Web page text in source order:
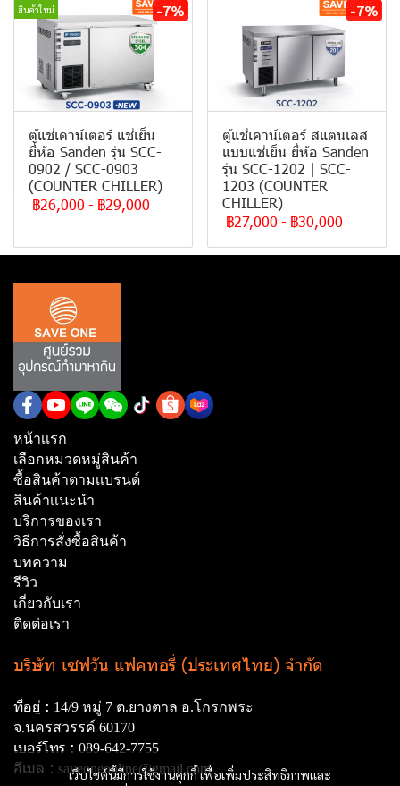
สินค้าใหม่ -7%
ตู้แช่เคาน์เตอร์ แช่เย็น
ยี่ห้อ Sanden รุ่น SCC-
0902 / SCC-0903
(COUNTER CHILLER)
฿26,000 - ฿29,000
-7%
ตู้แช่เคาน์เตอร์ สแตนเลส
แบบแช่เย็น ยี่ห้อ Sanden
รุ่น SCC-1202 | SCC-
1203 (COUNTER
CHILLER)
฿27,000 - ฿30,000
เว็บไซต์นี้มีการใช้งานคุกกี้ เพื่อเพิ่มประสิทธิภาพและ
หน้าเเรก
เลือกหมวดหมู่สินค้า
ซื้อสินค้าตามเเบรนด์
สินค้าเเนะนำ
บริการของเรา
วิธีการสั่งซื้อสินค้า
บทความ
รีวิว
เกี่ยวกับเรา
ติดต่อเรา
บริษัท เซฟวัน แฟคทอรี่ (ประเทศไทย) จำกัด
ที่อยู่ : 14/9 หมู่ 7 ต.ยางตาล อ.โกรกพระ
จ.นครสวรรค์ 60170
เบอร์โทร : 089-642-7755
อีเมล : saveoneonline@gmail.com